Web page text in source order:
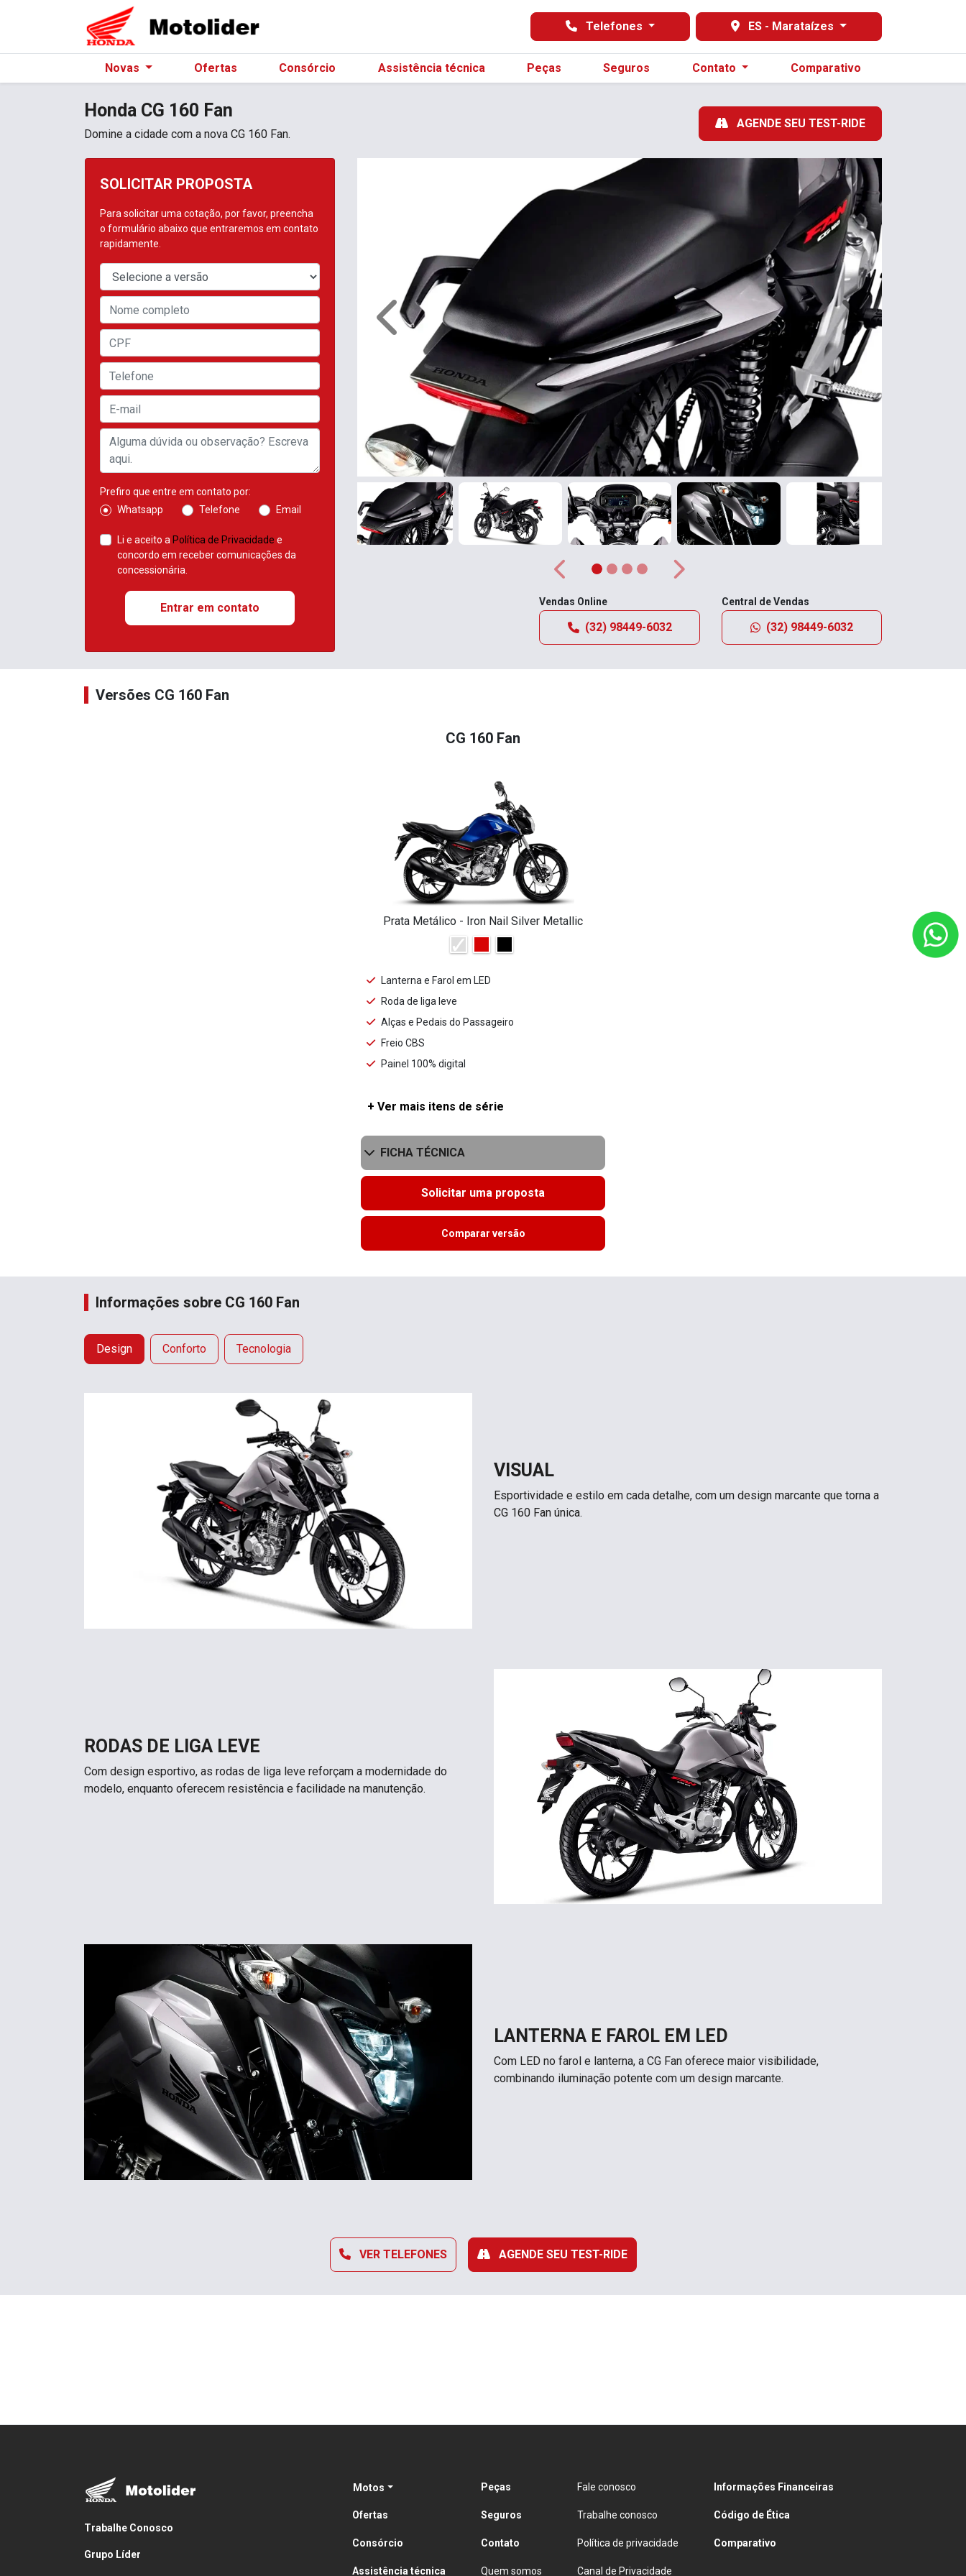
Telefones ES - Marataízes
Novas Ofertas Consórcio Assistência técnica Peças Seguros Contato Comparativo
Honda CG 160 Fan
Domine a cidade com a nova CG 160 Fan.
AGENDE SEU TEST-RIDE
SOLICITAR PROPOSTA
Para solicitar uma cotação, por favor, preencha
o formulário abaixo que entraremos em contato
rapidamente.
Prefiro que entre em contato por:
Whatsapp
Telefone Email
Li e aceito a Política de Privacidade e
concordo em receber comunicações da
concessionária.
Entrar em contato
Anterior Próximo
Anterior Próximo
Vendas Online
(32) 98449-6032
Central de Vendas
(32) 98449-6032
Versões CG 160 Fan
CG 160 Fan
Prata Metálico - Iron Nail Silver Metallic
Lanterna e Farol em LED
Roda de liga leve
Alças e Pedais do Passageiro
Freio CBS
Painel 100% digital
+ Ver mais itens de série
FICHA TÉCNICA
Solicitar uma proposta
Comparar versão
Informações sobre CG 160 Fan
Design Conforto Tecnologia
VISUAL
Esportividade e estilo em cada detalhe, com um design marcante que torna a
CG 160 Fan única.
RODAS DE LIGA LEVE
Com design esportivo, as rodas de liga leve reforçam a modernidade do
modelo, enquanto oferecem resistência e facilidade na manutenção.
LANTERNA E FAROL EM LED
Com LED no farol e lanterna, a CG Fan oferece maior visibilidade,
combinando iluminação potente com um design marcante.
VER TELEFONES AGENDE SEU TEST-RIDE
Trabalhe Conosco
Grupo Líder
Motos
Ofertas
Consórcio
Assistência técnica
Peças
Seguros
Contato
Quem somos
Fale conosco
Trabalhe conosco
Política de privacidade
Canal de Privacidade
Informações Financeiras
Código de Ética
Comparativo